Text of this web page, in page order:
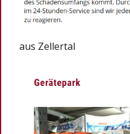
aus Zellertal